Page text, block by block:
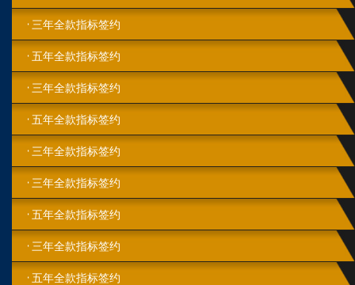
三年全款指标签约
五年全款指标签约
三年全款指标签约
五年全款指标签约
三年全款指标签约
三年全款指标签约
五年全款指标签约
三年全款指标签约
五年全款指标签约